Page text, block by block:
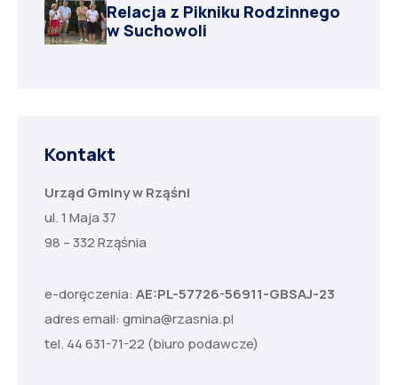
Relacja z Pikniku Rodzinnego
w Suchowoli
Kontakt
Urząd Gminy w Rząśni
ul. 1 Maja 37
98 – 332 Rząśnia
e-doręczenia: AE:PL-57726-56911-GBSAJ-23
adres email: gmina@rzasnia.pl
tel. 44 631-71-22 (biuro podawcze)